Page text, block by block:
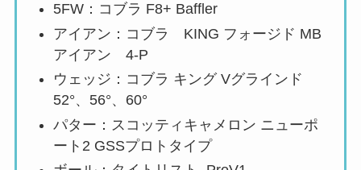
5FW： コブラ F8+ Baffler
アイアン：コブラ KING フォージド MB
アイアン 4-P
ウェッジ： コブラ キング Vグラインド
52°、56°、60°
パター：スコッティキャメロン ニューポ
ート2 GSSプロトタイプ